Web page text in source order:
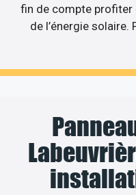
fin de compte profiter
de l’énergie solaire.